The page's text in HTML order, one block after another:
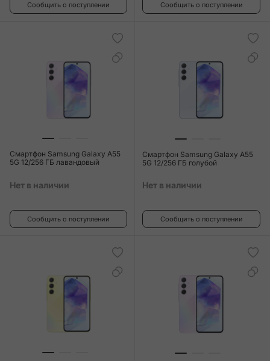
Сообщить о поступлении Сообщить о поступлении
Смартфон Samsung Galaxy A55
5G 12/256 ГБ лавандовый
Нет в наличии
Сообщить о поступлении
Смартфон Samsung Galaxy A55
5G 12/256 ГБ голубой
Нет в наличии
Сообщить о поступлении